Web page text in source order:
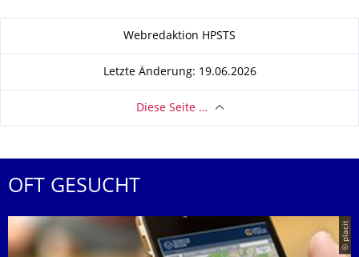
Zu dieser SeiteWebredaktion HPSTS
Letzte Änderung: 19.06.2026
Diese Seite …
OFT GESUCHT
© placit